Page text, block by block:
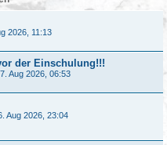
2026, 11:13
der Einschulung!!!
Aug 2026, 06:53
Aug 2026, 23:04